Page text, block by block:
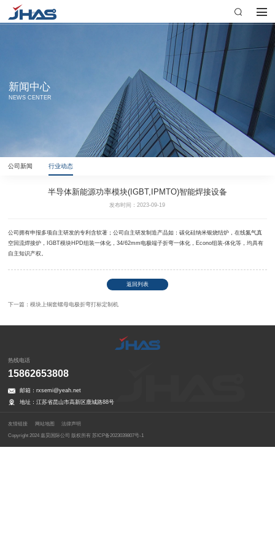
新闻中心
NEWS CENTER
公司新闻 行业动态
半导体新能源功率模块(IGBT,IPMTO)智能焊接设备
发布时间：2023-09-19
公司拥有申报多项自主研发的专利含软著；公司自主研发制造产品如：碳化硅纳米银烧结炉，在线氮气真
空回流焊接炉，IGBT模块HPD组装一体化，34/62mm电极端子折弯一体化，Econo组装-体化等，均具有
自主知识产权。
返回列表
下一篇：模块上铜套螺母电极折弯打标定制机
热线电话
15862653808
邮箱：rxsemi@yeah.net
地址：江苏省昆山市高新区鹿城路88号
友情链接 网站地图 法律声明
Copyright 2024 嘉昊国际公司 版权所有苏ICP备2023039807号-1